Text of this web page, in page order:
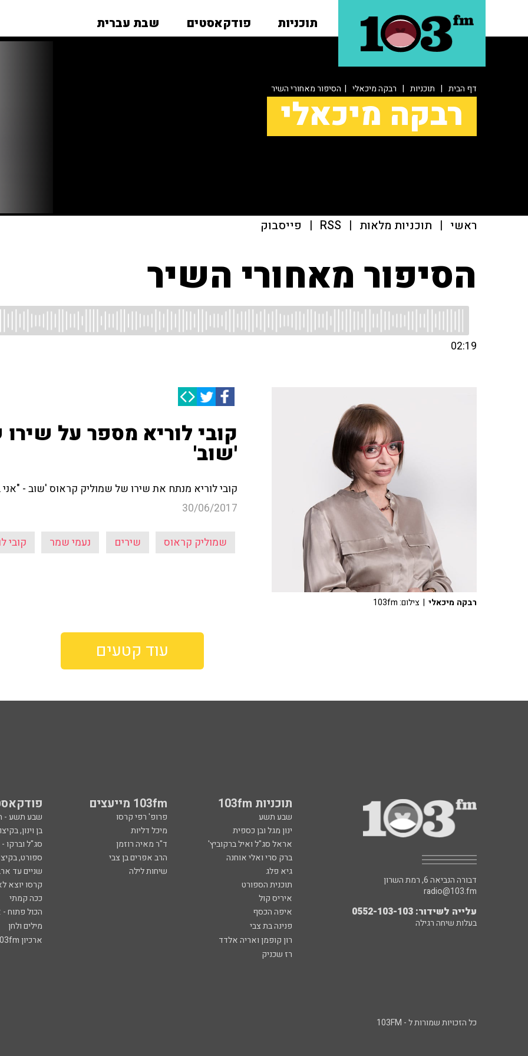
תוכניות פודקאסטים שבת עברית
דף הבית | תוכניות | רבקה מיכאלי | הסיפור מאחורי השיר
רבקה מיכאלי
ראשי | תוכניות מלאות |
RSS
| פייסבוק
הסיפור מאחורי השיר
02:19
קובי לוריא מספר על
'שוב'
קובי לוריא מנתח את שירו של שמוליק קראוס 'שוב -
30/06/2017
שמוליק קראוס שירים נעמי שמר קובי
רבקה מיכאלי | צילום: 103fm
עוד קטעים
תוכניות 103fm 103fm מייעצים
שבע תשע פרופ' רפי קרסו
שבע תשע -
ינון מגל ובן כספית
מיכל דליות
בן וינון,
אראל סג"ל ואיל ברקוביץ'
ד"ר מאיה רוזמן
סג"ל וברקו
ברק סרי ואלי אוחנה
הרב אפרים בן צבי
ספורט,
גיא פלג
שיחות לילה
שניים עד
תוכנית הספורט
קרסו יוצא
איריס קול
ככה קמתי
איפה הכסף
הכול פתוח -
פנינה בת צבי
מילים ולחן
רון קופמן ואריה אלדד
ארכיון 103fm
רז שכניק
דבורה הנביאה 6, רמת השרון
radio@103.fm
עלייה לשידור: 0552-103-103
בעלות שיחה רגילה
כל הזכויות שמורות ל - 103FM